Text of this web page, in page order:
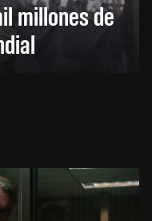
millones de